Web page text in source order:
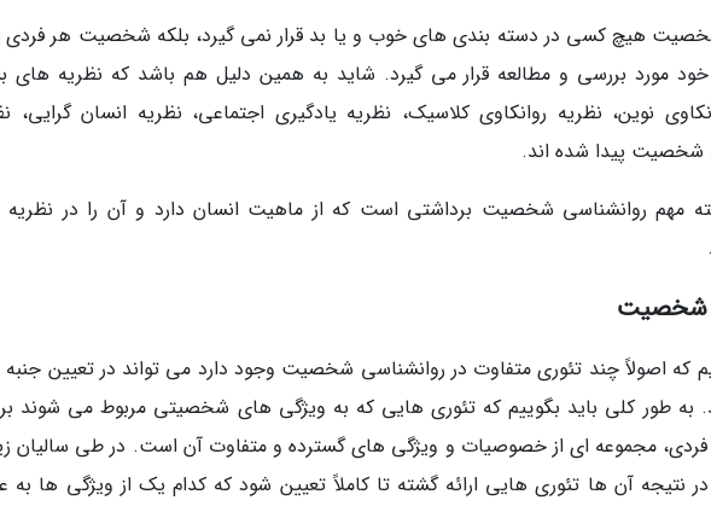
هیچ کسی در دسته بندی های خوب و یا بد قرار نمی گیرد، بلکه شخصیت هر فردی
مورد بررسی و مطالعه قرار می گیرد. شاید به همین دلیل هم باشد که نظریه های
نوین، نظریه روانکاوی کلاسیک، نظریه یادگیری اجتماعی، نظریه انسان گرایی،
شخصیت پیدا شده اند.
مهم روانشناسی شخصیت برداشتی است که از ماهیت انسان دارد و آن را در
شخصیت
که اصولاً چند تئوری متفاوت در روانشناسی شخصیت وجود دارد می تواند در تعیین
طور کلی باید بگوییم که تئوری هایی که به ویژگی های شخصیتی مربوط می شوند
مجموعه ای از خصوصیات و ویژگی های گسترده و متفاوت آن است. در طی سالیان
نتیجه آن ها تئوری هایی ارائه گشته تا کاملاً تعیین شود که کدام یک از ویژگی ها به